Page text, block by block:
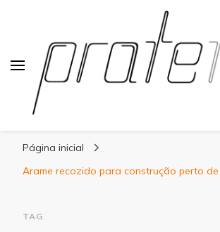
Página inicial
Arame recozido para construção perto de
TAG